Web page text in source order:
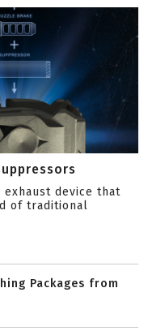
exhaust device that
of traditional
Packages from